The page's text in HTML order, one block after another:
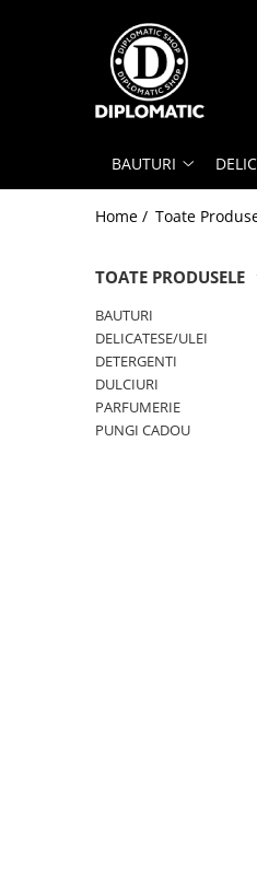
DELICATESE/ULEI
PARFUMERIE
DEODORANTE
BAUTURI
Home / Toate
TOATE PRODUSELE
BAUTURI
DELICATESE/ULEI
DETERGENTI
DULCIURI
PARFUMERIE
PUNGI CADOU